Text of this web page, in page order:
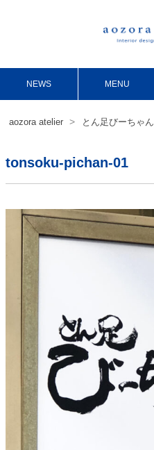
NEWS MENU
aozora atelier > とん足びーちゃん
tonsoku-pichan-01